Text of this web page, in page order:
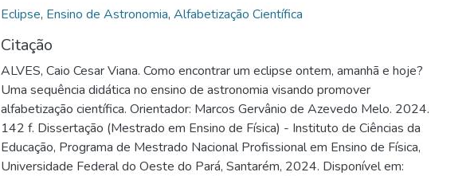
Eclipse, Ensino de Astronomia, Alfabetização Científica
Citação
ALVES, Caio Cesar Viana. Como encontrar um eclipse ontem, amanhã e hoje?
Uma sequência didática no ensino de astronomia visando promover
alfabetização científica. Orientador: Marcos Gervânio de Azevedo Melo. 2024.
142 f. Dissertação (Mestrado em Ensino de Física) - Instituto de Ciências da
Educação, Programa de Mestrado Nacional Profissional em Ensino de Física,
Universidade Federal do Oeste do Pará, Santarém, 2024. Disponível em: